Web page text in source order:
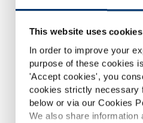
This website uses cookies
In order to improve your
purpose of these cookies
'Accept cookies', you
cookies strictly necessary
below or via our Cookies
We also share